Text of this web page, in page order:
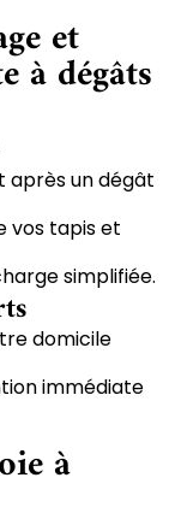
et
à dégâts
après un dégât
vos tapis et
simplifiée.
domicile
immédiate
à